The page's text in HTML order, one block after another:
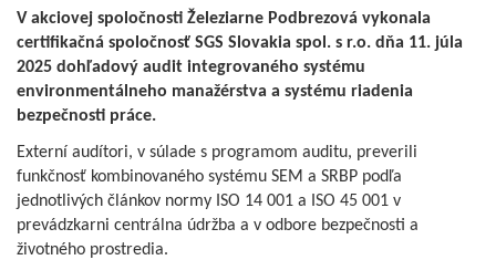
V akciovej spoločnosti Železiarne Podbrezová vykonala
certifikačná spoločnosť SGS Slovakia spol. s r.o. dňa 11. júla
2025 dohľadový audit integrovaného systému
environmentálneho manažérstva a systému riadenia
bezpečnosti práce.
Externí audítori, v súlade s programom auditu, preverili
funkčnosť kombinovaného systému SEM a SRBP podľa
jednotlivých článkov normy ISO 14 001 a ISO 45 001 v
prevádzkarni centrálna údržba a v odbore bezpečnosti a
životného prostredia.